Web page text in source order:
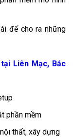
để cho ra những
Liên Mạc, Bắc
phần mềm
thất, xây dựng